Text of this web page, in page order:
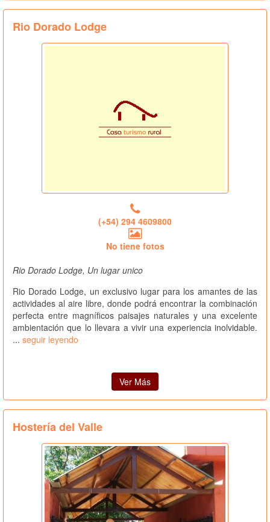
Rio Dorado Lodge
(+54) 294 4609800
No tiene fotos
Rio Dorado Lodge, Un lugar unico
Rio Dorado Lodge, un exclusivo lugar para los amantes de las
actividades al aire libre, donde podrá encontrar la combinación
perfecta entre magníficos paisajes naturales y una excelente
ambientación que lo llevara a vivir una experiencia inolvidable.
... seguir leyendo
Ver Más
Hostería del Valle